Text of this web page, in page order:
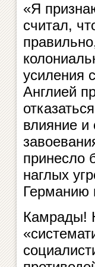
«Я
считал,
усиления
Англией
влияние и
принесло
наглых
Германию
Камрады!